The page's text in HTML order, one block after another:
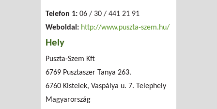
Telefon 1: 06 / 30 / 441 21 91
Weboldal: http://www.puszta-szem.hu/
Hely
Puszta-Szem Kft
6769 Pusztaszer Tanya 263.
6760 Kistelek, Vaspálya u. 7. Telephely
Magyarország